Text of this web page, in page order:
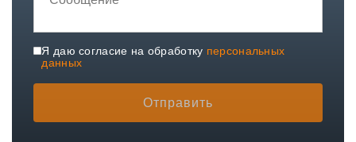
Я даю согласие на обработку персональных
данных
Отправить